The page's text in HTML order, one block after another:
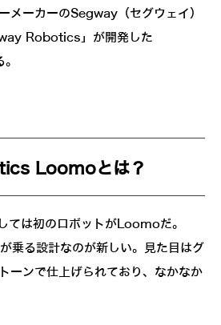
メーカーのSegway（セグウェイ）
Robotics」が開発した
Loomoとは？
は初のロボットがLoomoだ。
乗る設計なのが新しい。見た目はグ
ーンで仕上げられており、なかなか